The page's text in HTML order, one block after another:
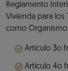
Reglamento
Vivienda para los
como
Artículo 3o
Artículo 4o